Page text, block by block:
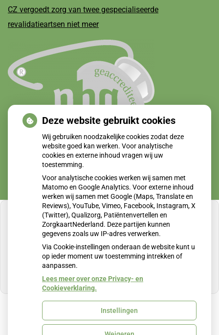
CZ vergoedt zorg van twee gespecialiseerde
revalidatieartsen niet meer
U heeft geen toestemming gegeven voor
externe inhoud die nodig is om dit te zien.
Cookie-instellingen wijzigen
Uw Zorg Online
Deze website gebruikt cookies
Wij gebruiken noodzakelijke cookies zodat deze
website goed kan werken. Voor analytische
cookies en externe inhoud vragen wij uw
toestemming.
Voor analytische cookies werken wij samen met
Matomo en Google Analytics. Voor externe inhoud
werken wij samen met Google (Maps, Translate en
Reviews), YouTube, Vimeo, Facebook, Instagram, X
(Twitter), Qualizorg, Patiëntenvertellen en
ZorgkaartNederland. Deze partijen kunnen
gegevens zoals uw IP-adres verwerken.
Via Cookie-instellingen onderaan de website kunt u
op ieder moment uw toestemming intrekken of
aanpassen.
Lees meer over onze Privacy- en
Cookieverklaring.
Instellingen